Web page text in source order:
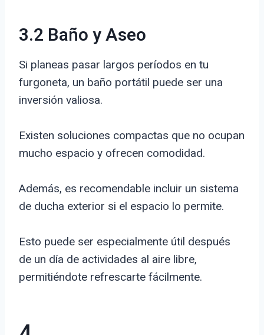
3.2 Baño y Aseo
Si planeas pasar largos períodos en tu
furgoneta, un baño portátil puede ser una
inversión valiosa.
Existen soluciones compactas que no ocupan
mucho espacio y ofrecen comodidad.
Además, es recomendable incluir un sistema
de ducha exterior si el espacio lo permite.
Esto puede ser especialmente útil después
de un día de actividades al aire libre,
permitiéndote refrescarte fácilmente.